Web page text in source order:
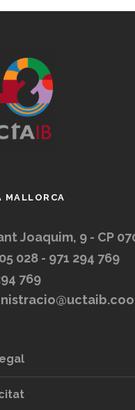
MALLORCA
Joaquim, 9 - CP
028 - 971 294 769
769